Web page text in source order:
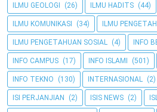
ILMU GEOLOGI (26) ILMU HADITS (44)
ILMU KOMUNIKASI (34) ILMU
ILMU PENGETAHUAN SOSIAL (4) INFO
INFO CAMPUS (17) INFO ISLAMI (501)
INFO TEKNO (130) INTERNASIONAL (2)
ISI PERJANJIAN (2) ISIS NEWS (2)